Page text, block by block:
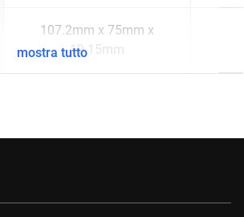
107.2mm x 75mm x
19.15mm
mostra tutto